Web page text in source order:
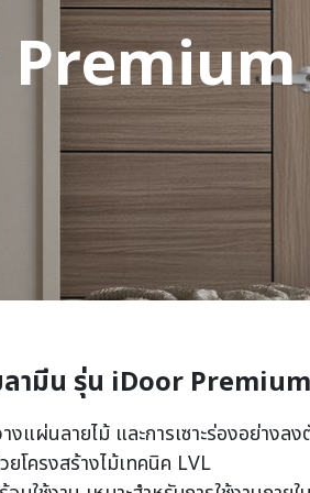
ลามีน รุ่น iDoor Premium
แผ่นลายไม้ ​และการเซาะร่องอย่างลง
โครงสร้างไม้เทคนิค LVL